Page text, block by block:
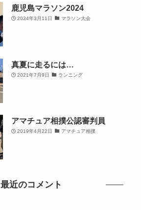
鹿児島マラソン2024
2024年3月11日 マラソン大会
真夏に走るには…
2021年7月9日 ランニング
アマチュア相撲公認審判員
2019年4月22日 アマチュア相撲
最近のコメント